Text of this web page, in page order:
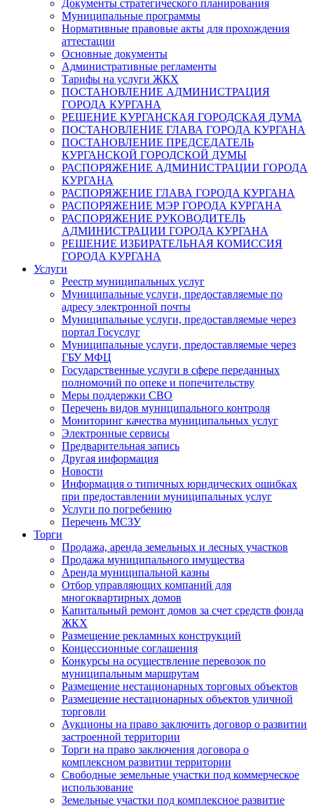
Документы стратегического планирования
Муниципальные программы
Нормативные правовые акты для прохождения
аттестации
Основные документы
Административные регламенты
Тарифы на услуги ЖКХ
ПОСТАНОВЛЕНИЕ АДМИНИСТРАЦИЯ
ГОРОДА КУРГАНА
РЕШЕНИЕ КУРГАНСКАЯ ГОРОДСКАЯ ДУМА
ПОСТАНОВЛЕНИЕ ГЛАВА ГОРОДА КУРГАНА
ПОСТАНОВЛЕНИЕ ПРЕДСЕДАТЕЛЬ
КУРГАНСКОЙ ГОРОДСКОЙ ДУМЫ
РАСПОРЯЖЕНИЕ АДМИНИСТРАЦИИ ГОРОДА
КУРГАНА
РАСПОРЯЖЕНИЕ ГЛАВА ГОРОДА КУРГАНА
РАСПОРЯЖЕНИЕ МЭР ГОРОДА КУРГАНА
РАСПОРЯЖЕНИЕ РУКОВОДИТЕЛЬ
АДМИНИСТРАЦИИ ГОРОДА КУРГАНА
РЕШЕНИЕ ИЗБИРАТЕЛЬНАЯ КОМИССИЯ
ГОРОДА КУРГАНА
Услуги
Реестр муниципальных услуг
Муниципальные услуги, предоставляемые по
адресу электронной почты
Муниципальные услуги, предоставляемые через
портал Госуслуг
Муниципальные услуги, предоставляемые через
ГБУ МФЦ
Государственные услуги в сфере переданных
полномочий по опеке и попечительству
Меры поддержки СВО
Перечень видов муниципального контроля
Мониторинг качества муниципальных услуг
Электронные сервисы
Предварительная запись
Другая информация
Новости
Информация о типичных юридических ошибках
при предоставлении муниципальных услуг
Услуги по погребению
Перечень МСЗУ
Торги
Продажа, аренда земельных и лесных участков
Продажа муниципального имущества
Аренда муниципальной казны
Отбор управляющих компаний для
многоквартирных домов
Капитальный ремонт домов за счет средств фонда
ЖКХ
Размещение рекламных конструкций
Концессионные соглашения
Конкурсы на осуществление перевозок по
муниципальным маршрутам
Размещение нестационарных торговых объектов
Размещение нестационарных объектов уличной
торговли
Аукционы на право заключить договор о развитии
застроенной территории
Торги на право заключения договора о
комплексном развитии территории
Свободные земельные участки под коммерческое
использование
Земельные участки под комплексное развитие